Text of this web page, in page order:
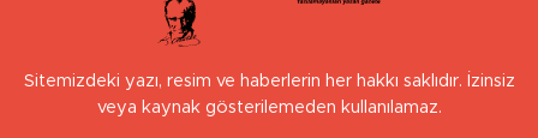
Sitemizdeki yazı, resim ve haberlerin her hakkı saklıdır. İzinsiz
veya kaynak gösterilemeden kullanılamaz.